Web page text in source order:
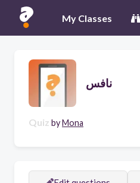
My Classes
نافس
Quiz byMona